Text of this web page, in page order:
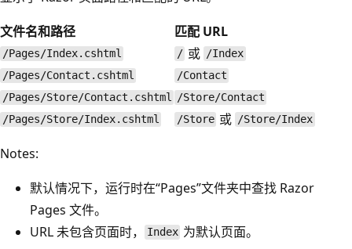
文件名和路径
匹配 URL
/Pages/Index.cshtml / 或 /Index
/Pages/Contact.cshtml
/Contact
/Pages/Store/Contact.cshtml /Store/Contact
/Pages/Store/Index.cshtml
/Store 或 /Store/Index
Notes:
默认情况下，运行时在“Pages”文件夹中查找 Razor
Pages 文件。
URL 未包含页面时，
Index 为默认页面。